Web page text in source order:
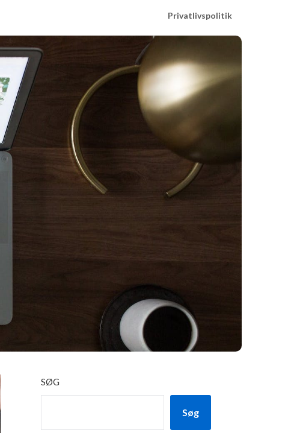
Privatlivspolitik
SØG
Søg